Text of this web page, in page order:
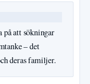
att sökningar
– det
deras familjer.